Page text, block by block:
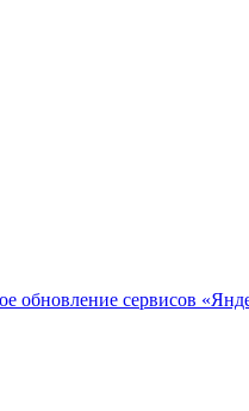
обновление сервисов